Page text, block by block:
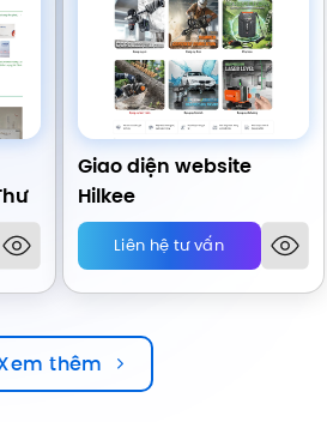
Giao diện website
Hilkee
Liên hệ tư vấn
thêm